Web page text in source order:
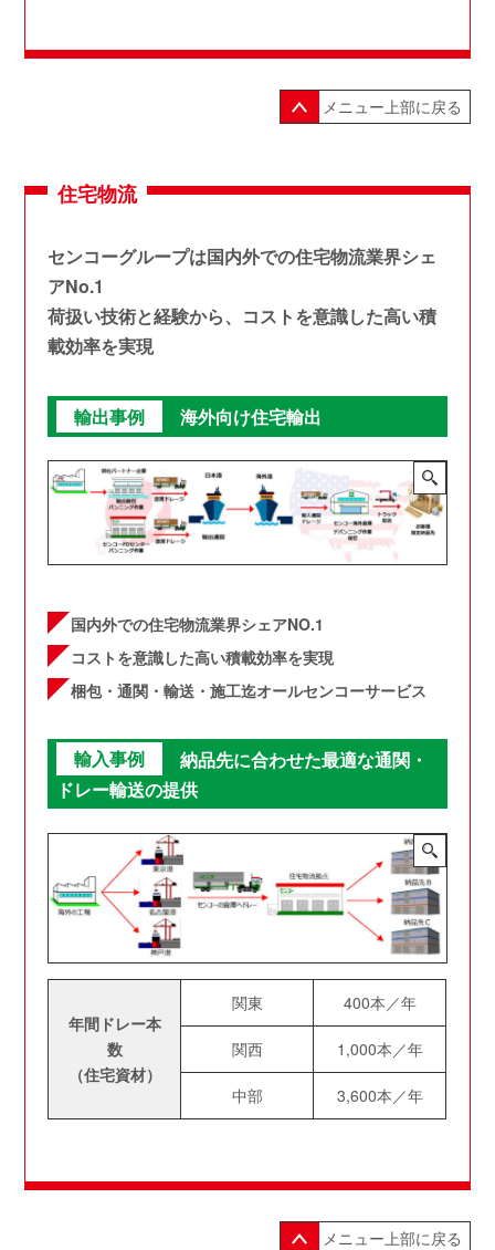
メニュー上部に戻る
住宅物流
センコーグループは国内外での住宅物流業界シェ
アNo.1
荷扱い技術と経験から、コストを意識した高い積
載効率を実現
輸出事例 海外向け住宅輸出
国内外での住宅物流業界シェアNO.1
コストを意識した高い積載効率を実現
梱包・通関・輸送・施工迄オールセンコーサービス
輸入事例
納品先に合わせた最適な通関・
ドレー輸送の提供
年間ドレー本
数
（住宅資材）
関東 400本／年
関西 1,000本／年
中部 3,600本／年
メニュー上部に戻る